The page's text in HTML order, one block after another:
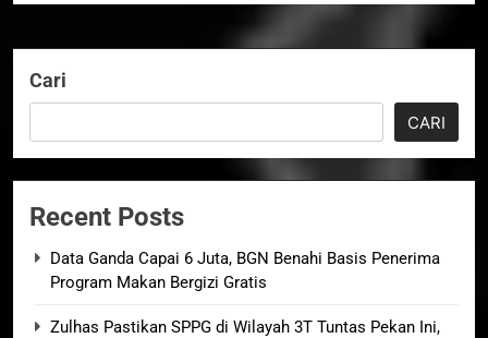
Cari
CARI
Recent Posts
Data Ganda Capai 6 Juta, BGN Benahi Basis Penerima
Program Makan Bergizi Gratis
Zulhas Pastikan SPPG di Wilayah 3T Tuntas Pekan Ini,